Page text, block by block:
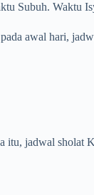
Subuh. Waktu
awal hari,
itu, jadwal